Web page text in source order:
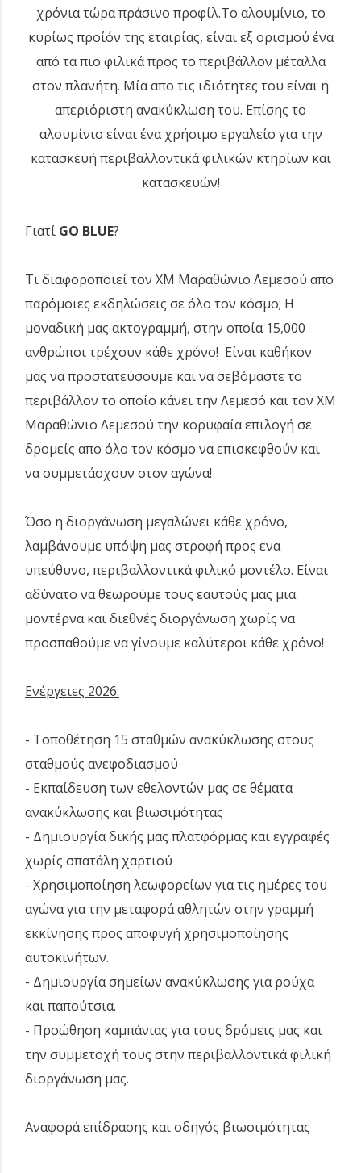
χρόνια τώρα πράσινο προφίλ.Το αλουμίνιο, το
κυρίως προίόν της εταιρίας, είναι εξ ορισμού ένα
από τα πιο φιλικά προς το περιβάλλον μέταλλα
στον πλανήτη. Μία απο τις ιδιότητες του είναι η
απεριόριστη ανακύκλωση του. Επίσης το
αλουμίνιο είναι ένα χρήσιμο εργαλείο για την
κατασκευή περιβαλλοντικά φιλικών κτηρίων και
κατασκευών!
Γιατί GO BLUE?
Τι διαφοροποιεί τον XM Μαραθώνιο Λεμεσού απο
παρόμοιες εκδηλώσεις σε όλο τον κόσμο; Η
μοναδική μας ακτογραμμή, στην οποία 15,000
ανθρώποι τρέχουν κάθε χρόνο! Είναι καθήκον
μας να προστατεύσουμε και να σεβόμαστε το
περιβάλλον το οποίο κάνει την Λεμεσό και τον XM
Μαραθώνιο Λεμεσού την κορυφαία επιλογή σε
δρομείς απο όλο τον κόσμο να επισκεφθούν και
να συμμετάσχουν στον αγώνα!
Όσο η διοργάνωση μεγαλώνει κάθε χρόνο,
λαμβάνουμε υπόψη μας στροφή προς ενα
υπεύθυνο, περιβαλλοντικά φιλικό μοντέλο. Είναι
αδύνατο να θεωρούμε τους εαυτούς μας μια
μοντέρνα και διεθνές διοργάνωση χωρίς να
προσπαθούμε να γίνουμε καλύτεροι κάθε χρόνο!
Ενέργειες 2026:
- Τοποθέτηση 15 σταθμών ανακύκλωσης στους
σταθμούς ανεφοδιασμού
- Εκπαίδευση των εθελοντών μας σε θέματα
ανακύκλωσης και βιωσιμότητας
- Δημιουργία δικής μας πλατφόρμας και εγγραφές
χωρίς σπατάλη χαρτιού
- Χρησιμοποίηση λεωφορείων για τις ημέρες του
αγώνα για την μεταφορά αθλητών στην γραμμή
εκκίνησης προς αποφυγή χρησιμοποίησης
αυτοκινήτων.
- Δημιουργία σημείων ανακύκλωσης για ρούχα
και παπούτσια.
- Προώθηση καμπάνιας για τους δρόμεις μας και
την συμμετοχή τους στην περιβαλλοντικά φιλική
διοργάνωση μας.
Αναφορά επίδρασης και οδηγός βιωσιμότητας